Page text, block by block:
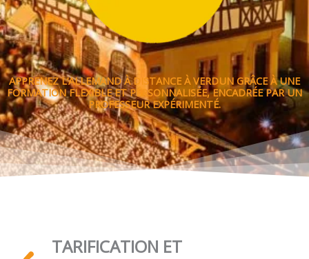
APPRENEZ L’ALLEMAND À DISTANCE À VERDUN GRÂCE À UNE
FORMATION FLEXIBLE ET PERSONNALISÉE, ENCADRÉE PAR UN
PROFESSEUR EXPÉRIMENTÉ.
TARIFICATION ET